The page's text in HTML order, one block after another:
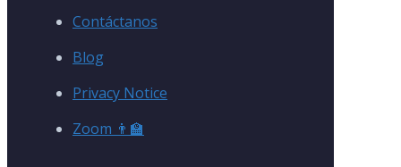
Contáctanos
Blog
Privacy Notice
Zoom 👨‍🏫